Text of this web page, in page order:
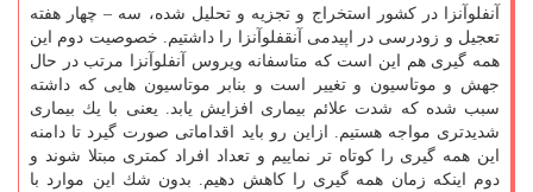
آنفلوآنزا در كشور استخراج و تجزیه و تحلیل شده، سه – چهار هفته
تعجیل و زودرسی در اپیدمی آنقفلوآنزا را داشتیم. خصوصیت دوم این
همه گیری هم این است كه متاسفانه ویروس آنفلوآنزا مرتب در حال
جهش و موتاسیون و تغییر است و بنابر موتاسیون هایی كه داشته
سبب شده كه شدت علائم بیماری افزایش یابد. یعنی با یك بیماری
شدیدتری مواجه هستیم. ازاین رو باید اقداماتی صورت گیرد تا دامنه
این همه گیری را كوتاه تر نماییم و تعداد افراد كمتری مبتلا شوند و
دوم اینكه زمان همه گیری را كاهش دهیم. بدون شك این موارد با